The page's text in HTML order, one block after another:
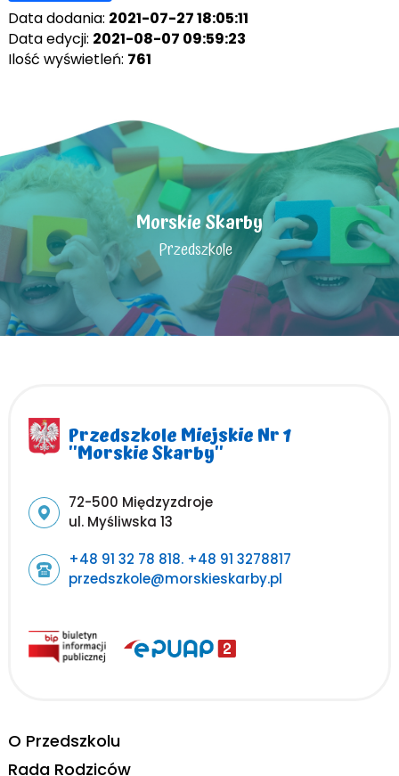
Data dodania: 2021-07-27 18:05:11
Data edycji: 2021-08-07 09:59:23
Ilość wyświetleń: 761
Morskie Skarby
Przedszkole
Przedszkole Miejskie Nr 1
''Morskie Skarby''
Adres pocztowy:
72-500 Międzyzdroje
ul. Myśliwska 13
+48 91 32 78 818. +48 91 3278817
przedszkole@morskieskarby.pl
O Przedszkolu
Rada Rodziców